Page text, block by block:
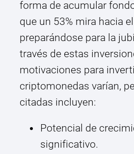
forma de acumular
que un 53% mira hacia
preparándose para la
través de estas
motivaciones para
criptomonedas varían,
citadas incluyen:
Potencial de
significativo.